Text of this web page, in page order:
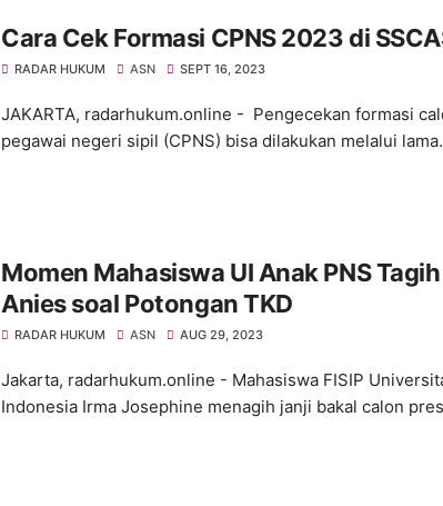
Cara Cek Formasi CPNS 2023 di
RADAR HUKUM ASN SEPT 16, 2023
JAKARTA, radarhukum.online - Pengecekan formasi
pegawai negeri sipil (CPNS) bisa dilakukan melalui
Momen Mahasiswa UI Anak PNS
Anies soal Potongan TKD
RADAR HUKUM ASN AUG 29, 2023
Jakarta, radarhukum.online - Mahasiswa FISIP
Indonesia Irma Josephine menagih janji bakal calon